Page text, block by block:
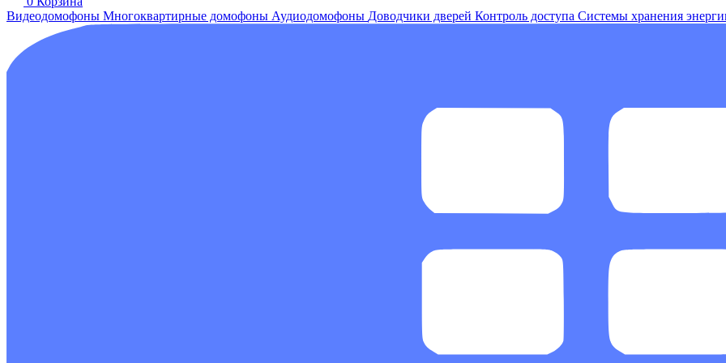
Видеодомофоны Многоквартирные домофоны Аудиодомофоны Доводчики дверей Контроль доступа Системы хранения